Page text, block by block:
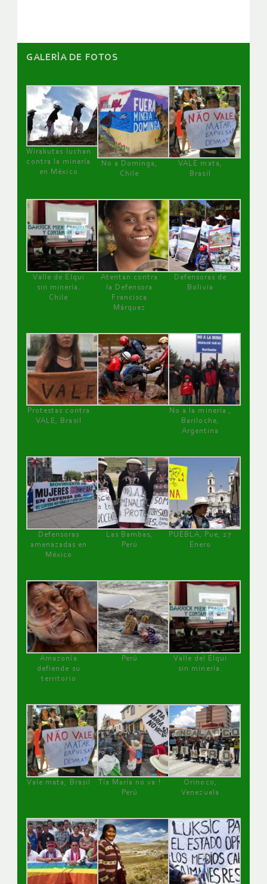
GALERÌA DE FOTOS
Wirakutas luchan
contra la minería
en México
No a Dominga,
Chile
VALE mata,
Brasil
Valle de Elqui
sin minería.
Chile
Atentan contra
la Defensora
Francisca
Márquez
Defensoras de
Bolivia
Protestas contra
VALE, Brasil
No a la minería ,
Bariloche,
Argentina
Defensoras
amenazadas en
México
Las Bambas,
Perú
PUEBLA, Pue, 27
Enero
Amazonía
defiende su
territorio
Perú
Valle del Elqui
sin minería.
Vale mata, Brasil
Tía María no va !
Perú
Orinoco,
Venezuela